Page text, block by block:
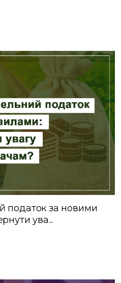
податок за новими
ува...